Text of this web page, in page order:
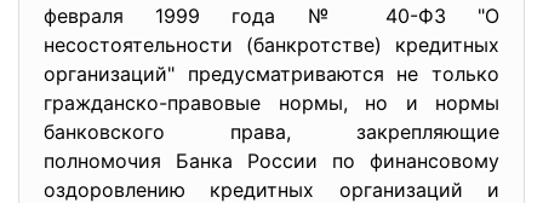
февраля 1999 года № 40-ФЗ "О
несостоятельности (банкротстве) кредитных
организаций" предусматриваются не только
гражданско-правовые нормы, но и нормы
банковского права, закрепляющие
полномочия Банка России по финансовому
оздоровлению кредитных организаций и